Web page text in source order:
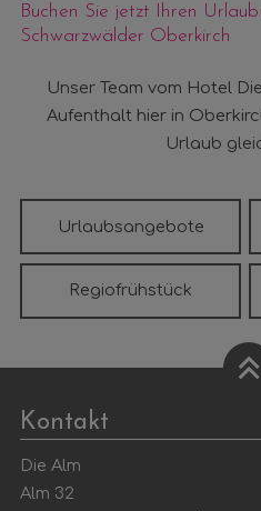
Buchen Sie jetzt Ihren
Schwarzwälder Oberkirch
Unser Team vom Hotel
Aufenthalt hier in
Urlaub
Urlaubsangebote
Regiofrühstück
Kontakt
Die Alm
Alm 32